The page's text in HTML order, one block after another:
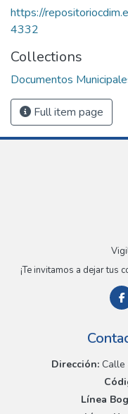
https://
4332
Collections
Documentos
Full item page
¡Te invitamos a dejar tus
Dirección:Calle
Línea